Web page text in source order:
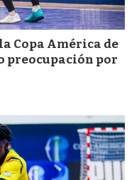
Copa América de
preocupación por